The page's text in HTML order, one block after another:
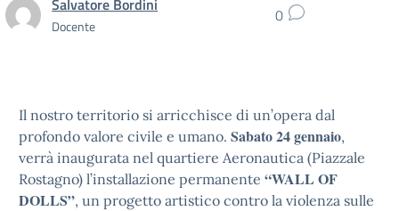
Docente 0
Il nostro territorio si arricchisce di un’opera dal
profondo valore civile e umano. Sabato 24 gennaio,
verrà inaugurata nel quartiere Aeronautica (Piazzale
Rostagno) l’installazione permanente “WALL OF
DOLLS”, un progetto artistico contro la violenza sulle